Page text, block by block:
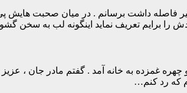
برایم تعریف نماید اینگونه لب به سخن
غمزده به خانه آمد . گفتم مادر جان ،
که رد کنم…